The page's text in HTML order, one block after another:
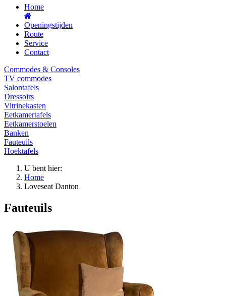
Home
Openingstijden
Route
Service
Contact
Commodes & Consoles
TV commodes
Salontafels
Dressoirs
Vitrinekasten
Eetkamertafels
Eetkamerstoelen
Banken
Fauteuils
Hoektafels
U bent hier:
Home
Loveseat Danton
Fauteuils